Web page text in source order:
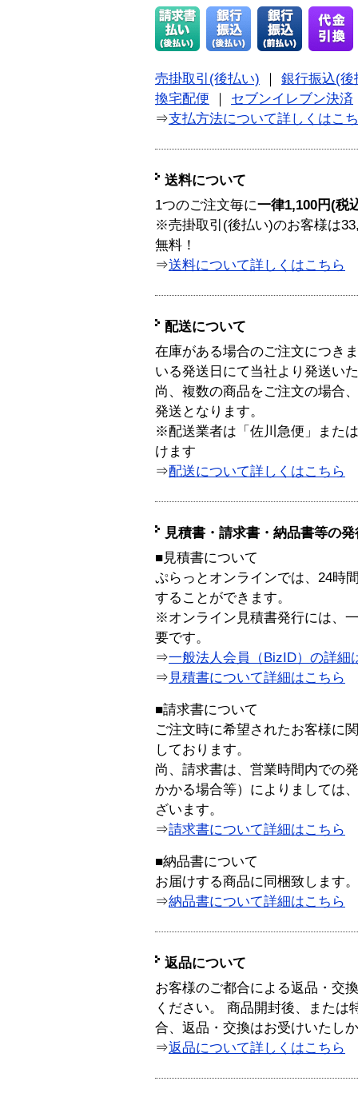
売掛取引(後払い)
銀行振込(後
換宅配便
セブンイレブン決済
⇒支払方法について詳しくはこ
送料について
1つのご注文毎に一律1,100円(税
※売掛取引(後払い)のお客様は
無料！
⇒送料について詳しくはこちら
配送について
在庫がある場合のご注文につき
いる発送日にて当社より発送い
尚、複数の商品をご注文の場合
発送となります。
※配送業者は「佐川急便」また
けます
⇒配送について詳しくはこちら
見積書・請求書・納品書等の
■見積書について
ぷらっとオンラインでは、24時
することができます。
※オンライン見積書発行には、
要です。
⇒一般法人会員（BizID）の詳細
⇒ 見積書について詳細はこちら
■請求書について
ご注文時に希望されたお客様に
しております。
尚、請求書は、営業時間内での
かかる場合等）によりましては
ざいます。
⇒請求書について詳細はこちら
■納品書について
お届けする商品に同梱致します。
⇒納品書について詳細はこちら
返品について
お客様のご都合による返品・交
ください。 商品開封後、または
合、返品・交換はお受けいたし
⇒返品について詳しくはこちら